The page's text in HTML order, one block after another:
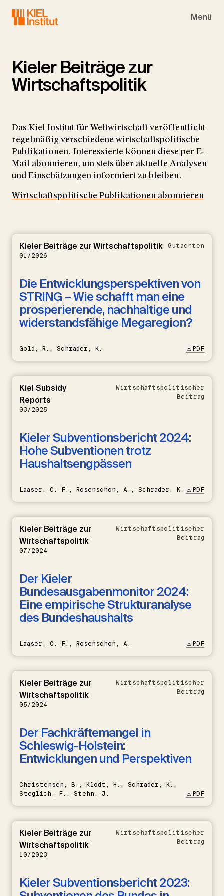
Menü
Kieler Beiträge zur
Wirtschaftspolitik
Das Kiel Institut für Weltwirtschaft veröffentlicht
regelmäßig verschiedene wirtschaftspolitische
Publikationen. Interessierte können diese per E-
Mail abonnieren, um stets über aktuelle Analysen
und Einschätzungen informiert zu bleiben.
Wirtschaftspolitische Publikationen abonnieren
Kieler Beiträge zur Wirtschaftspolitik
01/2026
Gutachten
Die Entwicklungsperspektiven von
STRING – Wie schafft man eine
prosperierende, nachhaltige und
widerstandsfähige Megaregion?
Gold, R., Schrader, K. PDF
Kiel Subsidy
Reports
03/2025
Wirtschaftspolitischer
Beitrag
Kieler Subventionsbericht 2024:
Hohe Subventionen trotz
Haushaltsengpässen
Laaser, C.-F., Rosenschon, A., Schrader, K. PDF
Kieler Beiträge zur
Wirtschaftspolitik
07/2024
Wirtschaftspolitischer
Beitrag
Der Kieler
Bundesausgabenmonitor 2024:
Eine empirische Strukturanalyse
des Bundeshaushalts
Laaser, C.-F., Rosenschon, A. PDF
Kieler Beiträge zur
Wirtschaftspolitik
05/2024
Wirtschaftspolitischer
Beitrag
Der Fachkräftemangel in
Schleswig-Holstein:
Entwicklungen und Perspektiven
Christensen, B., Klodt, H., Schrader, K.,
Steglich, F., Stehn, J.
PDF
Kieler Beiträge zur
Wirtschaftspolitik
10/2023
Wirtschaftspolitischer
Beitrag
Kieler Subventionsbericht 2023: